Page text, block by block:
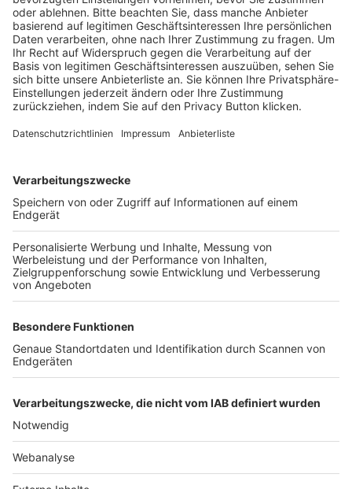
BFV-Geschäftsstellen
Trainerbörse
Login SpielPlus
FOLGE DEM BFV
TOP-VEREINE
TOP-PARTNER
Nutzungsbedingungen Datenschutz Impressum